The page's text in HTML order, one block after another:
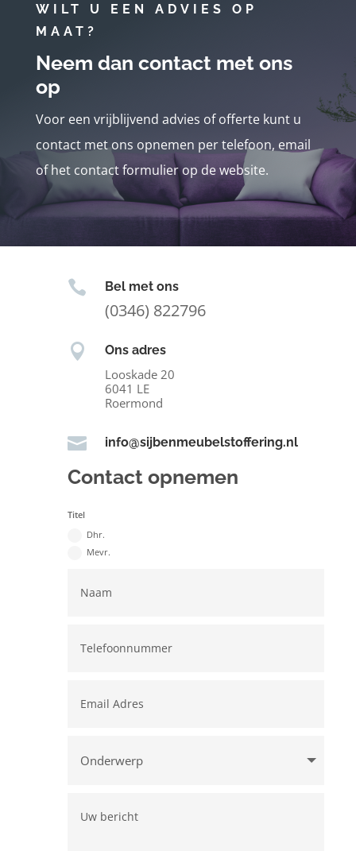
WILT U EEN ADVIES OP
MAAT?
Neem dan contact met ons
op
Voor een vrijblijvend advies of offerte kunt u
contact met ons opnemen per telefoon, email
of het contact formulier op de website.
 Bel met ons
(0346) 822796
 Ons adres
Looskade 20
6041 LE
Roermond
 info@sijbenmeubelstoffering.nl
Contact opnemen
Titel
Dhr.
Mevr.